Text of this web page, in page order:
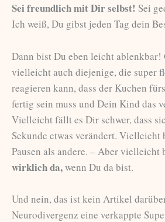
Sei freundlich mit Dir selbst! Sei
Ich weiß, Du gibst jeden Tag dein
Dann bist Du eben leicht
vielleicht auch diejenige, die super
reagieren kann, dass der Kuchen
fertig sein muss und Dein Kind das
Vielleicht fällt es Dir schwer, dass
Sekunde etwas verändert. Vielleicht
Pausen als andere. – Aber vielleicht
wirklich da,wenn Du da bist.
Und nein, das ist kein Artikel
Neurodivergenz eine verkappte